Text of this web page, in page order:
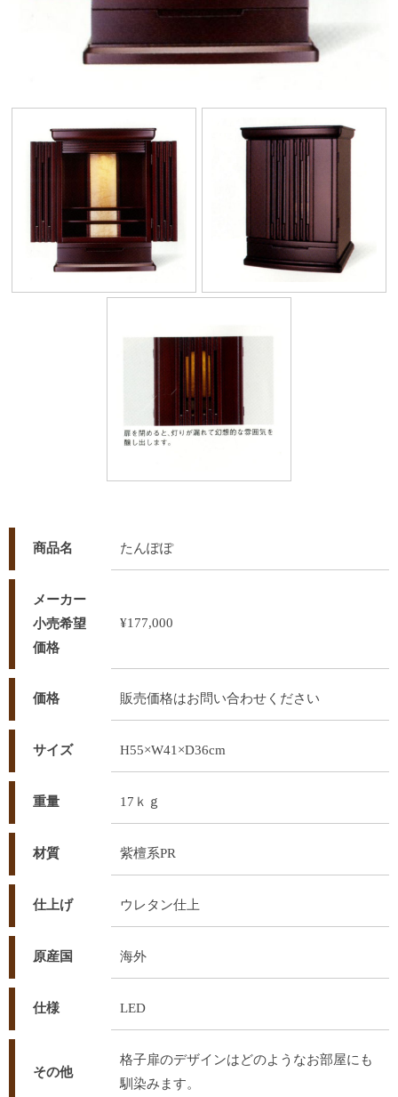
商品名 たんぽぽ
メーカー
小売希望
価格
¥177,000
価格 販売価格はお問い合わせください
サイズ H55×W41×D36cm
重量 17ｋｇ
材質 紫檀系PR
仕上げ ウレタン仕上
原産国 海外
仕様 LED
その他
格子扉のデザインはどのようなお部屋にも
馴染みます。